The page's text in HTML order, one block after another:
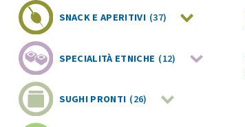
SNACK E APERITIVI (37)
SPECIALITÀ ETNICHE (12)
SUGHI PRONTI (26)